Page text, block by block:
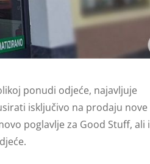
ponudi odjeće, najavljuje
isključivo na prodaju nove
poglavlje za Good Stuff, ali i